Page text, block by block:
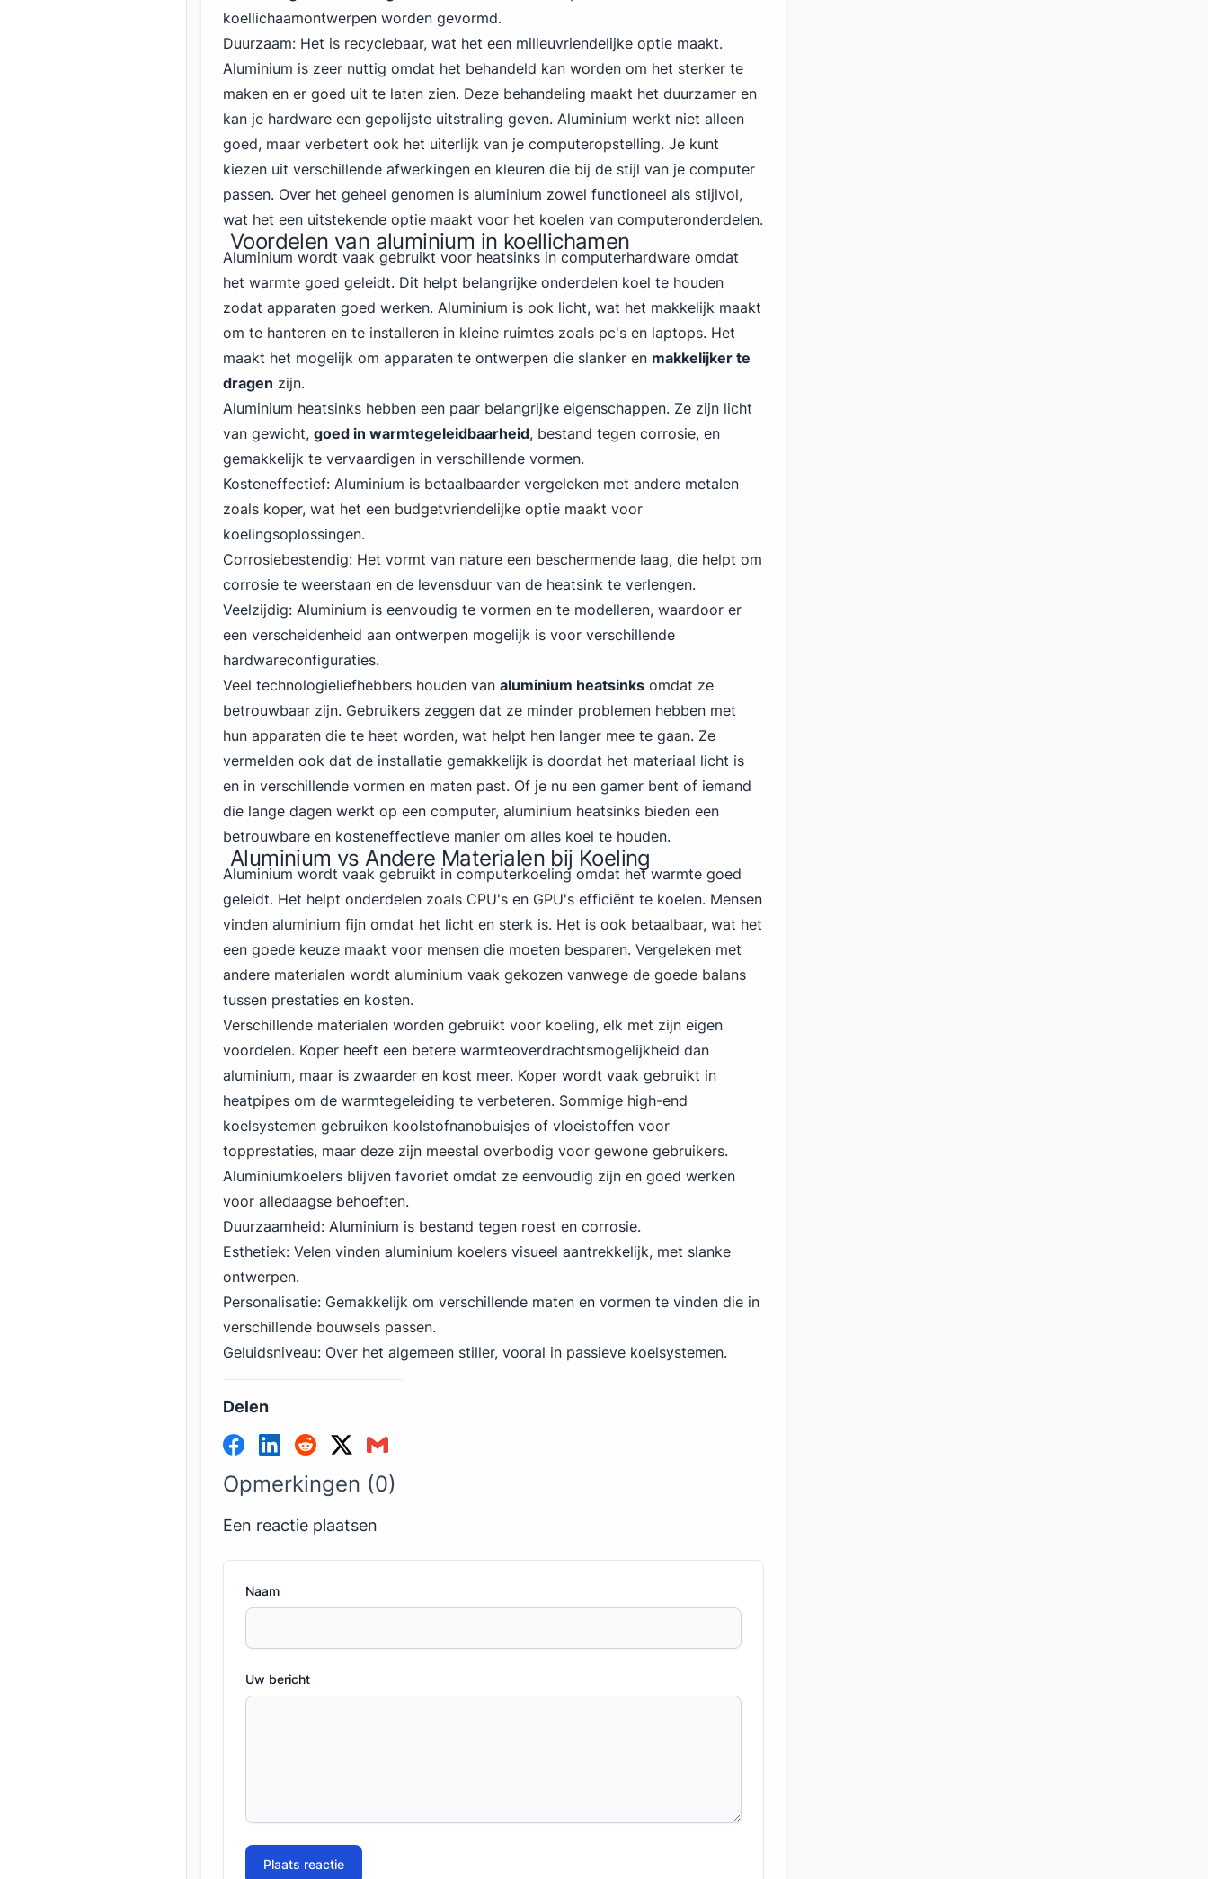
koellichaamontwerpen worden gevormd.
Duurzaam: Het is recyclebaar, wat het een milieuvriendelijke optie maakt.
Aluminium is zeer nuttig omdat het behandeld kan worden om het sterker te
maken en er goed uit te laten zien. Deze behandeling maakt het duurzamer en
kan je hardware een gepolijste uitstraling geven. Aluminium werkt niet alleen
goed, maar verbetert ook het uiterlijk van je computeropstelling. Je kunt
kiezen uit verschillende afwerkingen en kleuren die bij de stijl van je computer
passen. Over het geheel genomen is aluminium zowel functioneel als stijlvol,
wat het een uitstekende optie maakt voor het koelen van computeronderdelen.
Voordelen van aluminium in koellichamen
Aluminium wordt vaak gebruikt voor heatsinks in computerhardware omdat
het warmte goed geleidt. Dit helpt belangrijke onderdelen koel te houden
zodat apparaten goed werken. Aluminium is ook licht, wat het makkelijk maakt
om te hanteren en te installeren in kleine ruimtes zoals pc's en laptops. Het
maakt het mogelijk om apparaten te ontwerpen die slanker en makkelijker te
dragen zijn.
Aluminium heatsinks hebben een paar belangrijke eigenschappen. Ze zijn licht
van gewicht, goed in warmtegeleidbaarheid, bestand tegen corrosie, en
gemakkelijk te vervaardigen in verschillende vormen.
Kosteneffectief: Aluminium is betaalbaarder vergeleken met andere metalen
zoals koper, wat het een budgetvriendelijke optie maakt voor
koelingsoplossingen.
Corrosiebestendig: Het vormt van nature een beschermende laag, die helpt om
corrosie te weerstaan en de levensduur van de heatsink te verlengen.
Veelzijdig: Aluminium is eenvoudig te vormen en te modelleren, waardoor er
een verscheidenheid aan ontwerpen mogelijk is voor verschillende
hardwareconfiguraties.
Veel technologieliefhebbers houden van aluminium heatsinks omdat ze
betrouwbaar zijn. Gebruikers zeggen dat ze minder problemen hebben met
hun apparaten die te heet worden, wat helpt hen langer mee te gaan. Ze
vermelden ook dat de installatie gemakkelijk is doordat het materiaal licht is
en in verschillende vormen en maten past. Of je nu een gamer bent of iemand
die lange dagen werkt op een computer, aluminium heatsinks bieden een
betrouwbare en kosteneffectieve manier om alles koel te houden.
Aluminium vs Andere Materialen bij Koeling
Aluminium wordt vaak gebruikt in computerkoeling omdat het warmte goed
geleidt. Het helpt onderdelen zoals CPU's en GPU's efficiënt te koelen. Mensen
vinden aluminium fijn omdat het licht en sterk is. Het is ook betaalbaar, wat het
een goede keuze maakt voor mensen die moeten besparen. Vergeleken met
andere materialen wordt aluminium vaak gekozen vanwege de goede balans
tussen prestaties en kosten.
Verschillende materialen worden gebruikt voor koeling, elk met zijn eigen
voordelen. Koper heeft een betere warmteoverdrachtsmogelijkheid dan
aluminium, maar is zwaarder en kost meer. Koper wordt vaak gebruikt in
heatpipes om de warmtegeleiding te verbeteren. Sommige high-end
koelsystemen gebruiken koolstofnanobuisjes of vloeistoffen voor
topprestaties, maar deze zijn meestal overbodig voor gewone gebruikers.
Aluminiumkoelers blijven favoriet omdat ze eenvoudig zijn en goed werken
voor alledaagse behoeften.
Duurzaamheid: Aluminium is bestand tegen roest en corrosie.
Esthetiek: Velen vinden aluminium koelers visueel aantrekkelijk, met slanke
ontwerpen.
Personalisatie: Gemakkelijk om verschillende maten en vormen te vinden die in
verschillende bouwsels passen.
Geluidsniveau: Over het algemeen stiller, vooral in passieve koelsystemen.
Delen
Opmerkingen (0)
Een reactie plaatsen
Naam
Uw bericht
Plaats reactie